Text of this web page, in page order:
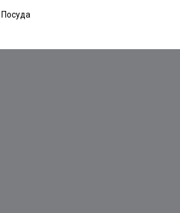
Посуда